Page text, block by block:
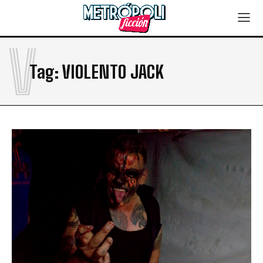
Tag:VIOLENTO JACK
V